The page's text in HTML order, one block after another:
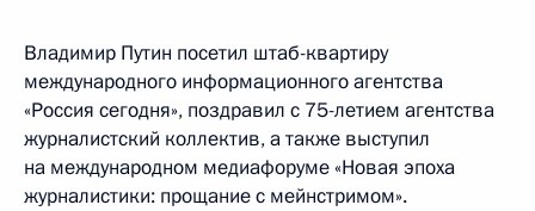
Владимир Путин посетил штаб-квартиру
международного информационного агентства
«Россия сегодня», поздравил с 75-летием агентства
журналистский коллектив, а также выступил
на международном медиафоруме «Новая эпоха
журналистики: прощание с мейнстримом».